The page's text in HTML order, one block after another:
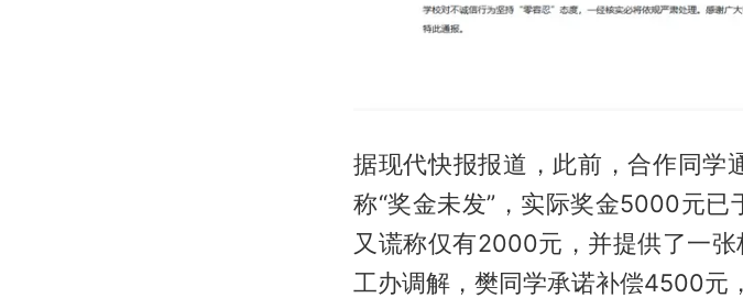
据现代快报报道，此前，合作同学
称“奖金未发”，实际奖金5000元
又谎称仅有2000元，并提供了一
工办调解，樊同学承诺补偿4500元